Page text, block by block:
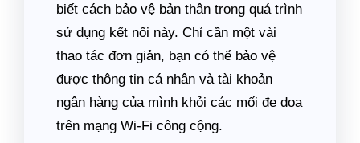
biết cách bảo vệ bản thân trong quá trình
sử dụng kết nối này. Chỉ cần một vài
thao tác đơn giản, bạn có thể bảo vệ
được thông tin cá nhân và tài khoản
ngân hàng của mình khỏi các mối đe dọa
trên mạng Wi-Fi công cộng.